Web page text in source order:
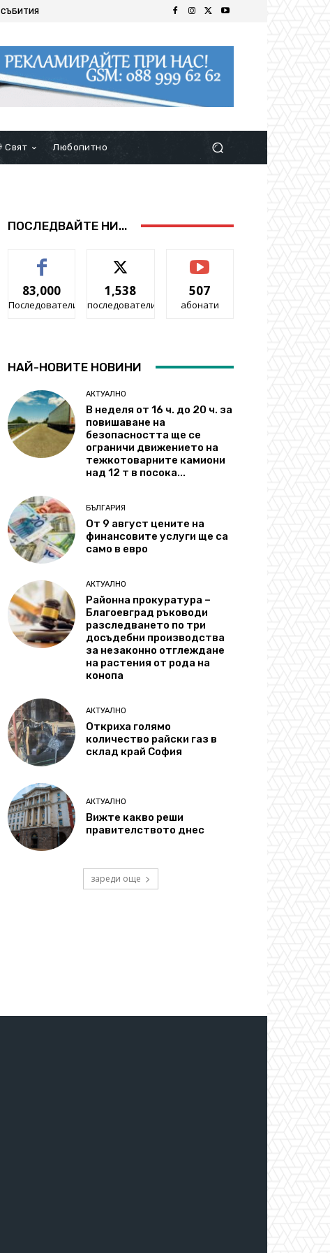
СЪБИТИЯ
Свят Любопитно
ПОСЛЕДВАЙТЕ НИ...
83,000
Последователи
1,538
последователи
507
абонати
НАЙ-НОВИТЕ НОВИНИ
АКТУАЛНО
В неделя от 16 ч. до 20 ч. за
повишаване на
безопасността ще се
ограничи движението на
тежкотоварните камиони
над 12 т в посока...
БЪЛГАРИЯ
От 9 август цените на
финансовите услуги ще са
само в евро
АКТУАЛНО
Районна прокуратура –
Благоевград ръководи
разследването по три
досъдебни производства
за незаконно отглеждане
на растения от рода на
конопа
АКТУАЛНО
Откриха голямо
количество райски газ в
склад край София
АКТУАЛНО
Вижте какво реши
правителството днес
зареди още